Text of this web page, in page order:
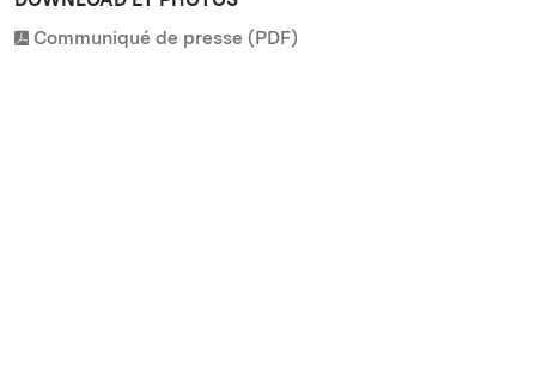
Communiqué de presse (PDF)